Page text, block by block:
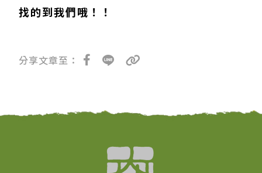
找的到我們哦！！
分享文章至：